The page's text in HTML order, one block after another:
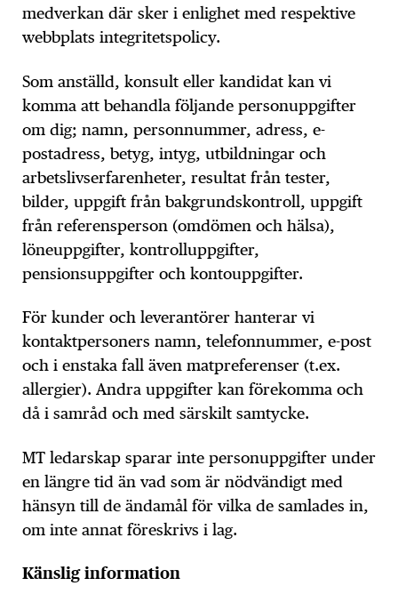
medverkan där sker i enlighet med respektive
webbplats integritetspolicy.
Som anställd, konsult eller kandidat kan vi
komma att behandla följande personuppgifter
om dig; namn, personnummer, adress, e-
postadress, betyg, intyg, utbildningar och
arbetslivserfarenheter, resultat från tester,
bilder, uppgift från bakgrundskontroll, uppgift
från referensperson (omdömen och hälsa),
löneuppgifter, kontrolluppgifter,
pensionsuppgifter och kontouppgifter.
För kunder och leverantörer hanterar vi
kontaktpersoners namn, telefonnummer, e-post
och i enstaka fall även matpreferenser (t.ex.
allergier). Andra uppgifter kan förekomma och
då i samråd och med särskilt samtycke.
MT ledarskap sparar inte personuppgifter under
en längre tid än vad som är nödvändigt med
hänsyn till de ändamål för vilka de samlades in,
om inte annat föreskrivs i lag.
Känslig information